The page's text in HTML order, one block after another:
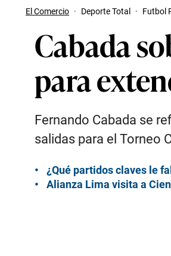
El Comercio · Deporte Total · Futbol
Cabada
para
Fernando Cabada se
salidas para el Torneo
¿Qué partidos claves le
Alianza Lima visita a